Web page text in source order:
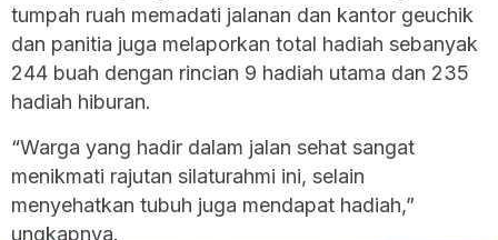
tumpah ruah memadati jalanan dan kantor geuchik
dan panitia juga melaporkan total hadiah sebanyak
244 buah dengan rincian 9 hadiah utama dan 235
hadiah hiburan.
“Warga yang hadir dalam jalan sehat sangat
menikmati rajutan silaturahmi ini, selain
menyehatkan tubuh juga mendapat hadiah,”
ungkapnya.